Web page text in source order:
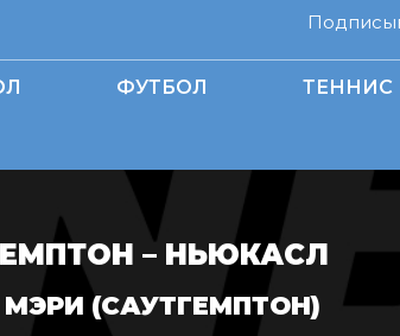
ФУТБОЛ ТЕННИС
– НЬЮКАСЛ
(САУТГЕМПТОН)